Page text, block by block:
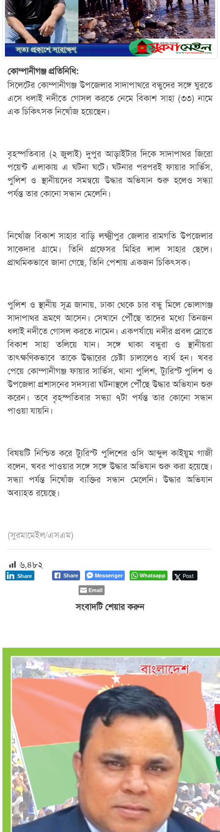
কোম্পানীগঞ্জ প্রতিনিধি:
সিলেটের কোম্পানীগঞ্জ উপজেলার সাদাপাথরে বন্ধুদের সঙ্গে ঘুরতে
এসে ধলাই নদীতে গোসল করতে নেমে বিকাশ সাহা (৩৩) নামে
এক চিকিৎসক নিখোঁজ হয়েছেন।
বৃহস্পতিবার (২ জুলাই) দুপুর আড়াইটার দিকে সাদাপাথর জিরো
পয়েন্ট এলাকায় এ ঘটনা ঘটে। ঘটনার পরপরই ফায়ার সার্ভিস,
পুলিশ ও স্থানীয়দের সমন্বয়ে উদ্ধার অভিযান শুরু হলেও সন্ধ্যা
পর্যন্ত তার কোনো সন্ধান মেলেনি।
নিখোঁজ বিকাশ সাহার বাড়ি লক্ষ্মীপুর জেলার রামগতি উপজেলার
সাকেদার গ্রামে। তিনি প্রফেসর মিহির লাল সাহার ছেলে।
প্রাথমিকভাবে জানা গেছে, তিনি পেশায় একজন চিকিৎসক।
পুলিশ ও স্থানীয় সূত্র জানায়, ঢাকা থেকে চার বন্ধু মিলে ভোলাগঞ্জ
সাদাপাথর ভ্রমণে আসেন। সেখানে পৌঁছে তাদের মধ্যে তিনজন
ধলাই নদীতে গোসল করতে নামেন। একপর্যায়ে নদীর প্রবল স্রোতে
বিকাশ সাহা তলিয়ে যান। সঙ্গে থাকা বন্ধুরা ও স্থানীয়রা
তাৎক্ষণিকভাবে তাকে উদ্ধারের চেষ্টা চালালেও ব্যর্থ হন। খবর
পেয়ে কোম্পানীগঞ্জ ফায়ার সার্ভিস, থানা পুলিশ, ট্যুরিস্ট পুলিশ ও
উপজেলা প্রশাসনের সদস্যরা ঘটনাস্থলে পৌঁছে উদ্ধার অভিযান শুরু
করেন। তবে বৃহস্পতিবার সন্ধ্যা ৭টা পর্যন্ত তার কোনো সন্ধান
পাওয়া যায়নি।
বিষয়টি নিশ্চিত করে ট্যুরিস্ট পুলিশের ওসি আব্দুল কাইয়ুম গাজী
বলেন, খবর পাওয়ার সঙ্গে সঙ্গে উদ্ধার অভিযান শুরু করা হয়েছে।
সন্ধ্যা পর্যন্ত নিখোঁজ ব্যক্তির সন্ধান মেলেনি। উদ্ধার অভিযান
অব্যাহত রয়েছে।
(সুরমামেইল/এসএম)
৬,৪৮২
Share Messenger Whatsapp Post
Share
Email
সংবাদটি শেয়ার করুন